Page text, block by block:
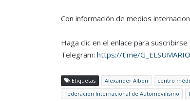
Con información de medios
Haga clic en el enlace para
Telegram: https://t.me/
Etiquetas Alexander Albon centro
Federación Internacional de Automovilismo